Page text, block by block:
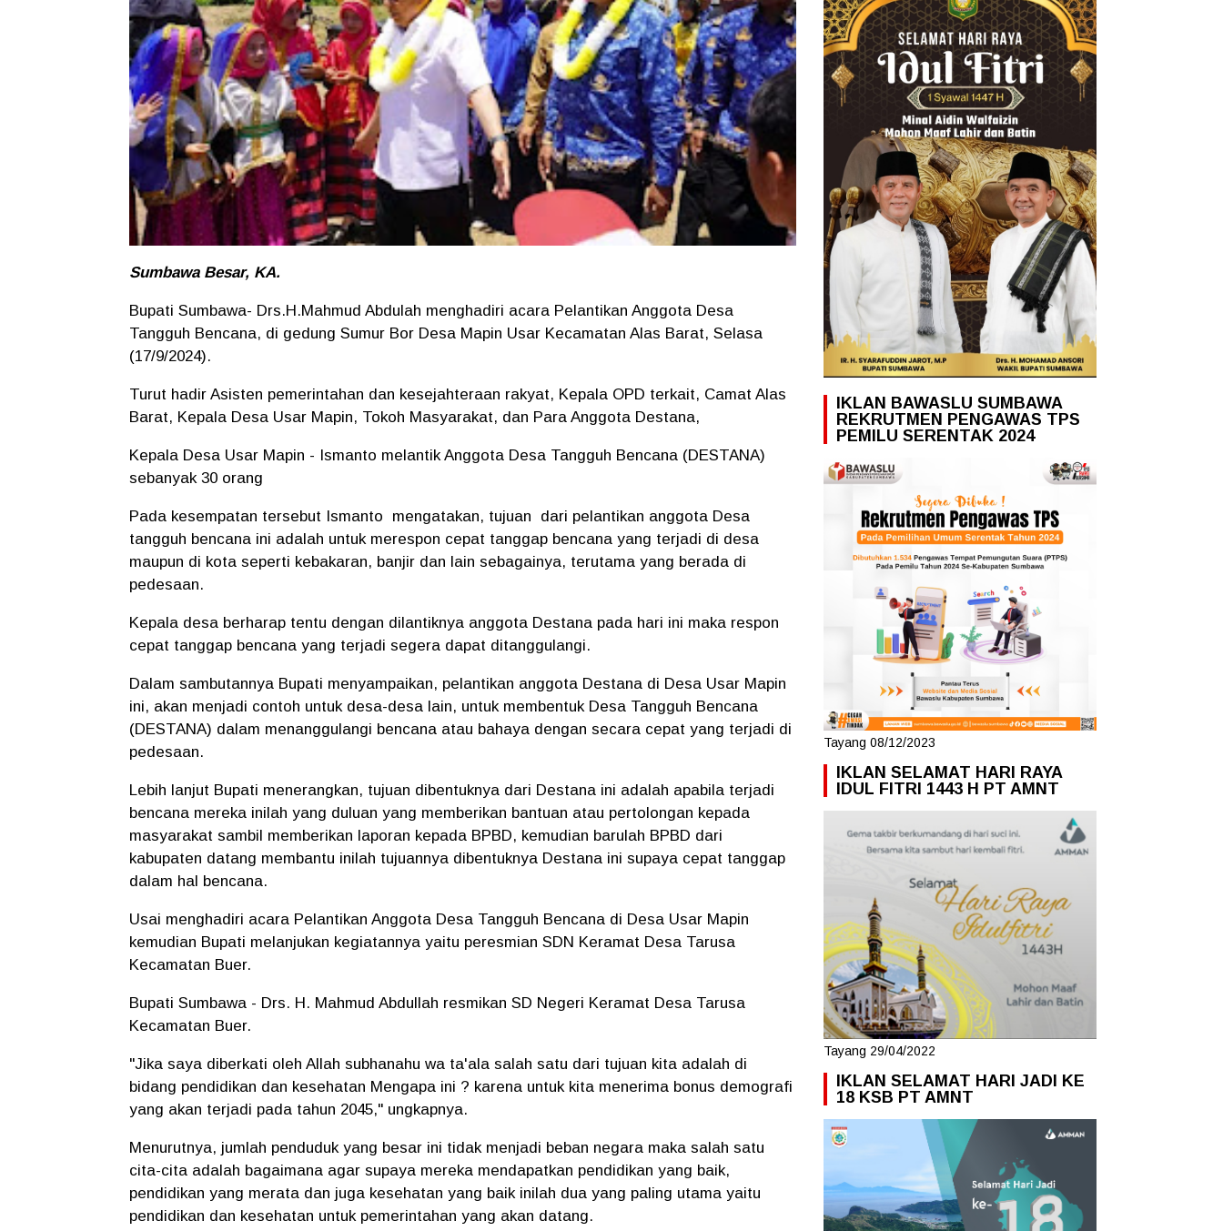
Sumbawa Besar, KA.
Bupati Sumbawa- Drs.H.Mahmud Abdulah menghadiri acara Pelantikan Anggota Desa
Tangguh Bencana, di gedung Sumur Bor Desa Mapin Usar Kecamatan Alas Barat, Selasa
(17/9/2024).
Turut hadir Asisten pemerintahan dan kesejahteraan rakyat, Kepala OPD terkait, Camat Alas
Barat, Kepala Desa Usar Mapin, Tokoh Masyarakat, dan Para Anggota Destana,
Kepala Desa Usar Mapin - Ismanto melantik Anggota Desa Tangguh Bencana (DESTANA)
sebanyak 30 orang
Pada kesempatan tersebut Ismanto mengatakan, tujuan dari pelantikan anggota Desa
tangguh bencana ini adalah untuk merespon cepat tanggap bencana yang terjadi di desa
maupun di kota seperti kebakaran, banjir dan lain sebagainya, terutama yang berada di
pedesaan.
Kepala desa berharap tentu dengan dilantiknya anggota Destana pada hari ini maka respon
cepat tanggap bencana yang terjadi segera dapat ditanggulangi.
Dalam sambutannya Bupati menyampaikan, pelantikan anggota Destana di Desa Usar Mapin
ini, akan menjadi contoh untuk desa-desa lain, untuk membentuk Desa Tangguh Bencana
(DESTANA) dalam menanggulangi bencana atau bahaya dengan secara cepat yang terjadi di
pedesaan.
Lebih lanjut Bupati menerangkan, tujuan dibentuknya dari Destana ini adalah apabila terjadi
bencana mereka inilah yang duluan yang memberikan bantuan atau pertolongan kepada
masyarakat sambil memberikan laporan kepada BPBD, kemudian barulah BPBD dari
kabupaten datang membantu inilah tujuannya dibentuknya Destana ini supaya cepat tanggap
dalam hal bencana.
Usai menghadiri acara Pelantikan Anggota Desa Tangguh Bencana di Desa Usar Mapin
kemudian Bupati melanjukan kegiatannya yaitu peresmian SDN Keramat Desa Tarusa
Kecamatan Buer.
Bupati Sumbawa - Drs. H. Mahmud Abdullah resmikan SD Negeri Keramat Desa Tarusa
Kecamatan Buer.
"Jika saya diberkati oleh Allah subhanahu wa ta'ala salah satu dari tujuan kita adalah di
bidang pendidikan dan kesehatan Mengapa ini ? karena untuk kita menerima bonus demografi
yang akan terjadi pada tahun 2045," ungkapnya.
Menurutnya, jumlah penduduk yang besar ini tidak menjadi beban negara maka salah satu
cita-cita adalah bagaimana agar supaya mereka mendapatkan pendidikan yang baik,
pendidikan yang merata dan juga kesehatan yang baik inilah dua yang paling utama yaitu
pendidikan dan kesehatan untuk pemerintahan yang akan datang.
IKLAN BAWASLU SUMBAWA
REKRUTMEN PENGAWAS TPS
PEMILU SERENTAK 2024
Tayang 08/12/2023
IKLAN SELAMAT HARI RAYA
IDUL FITRI 1443 H PT AMNT
Tayang 29/04/2022
IKLAN SELAMAT HARI JADI KE
18 KSB PT AMNT